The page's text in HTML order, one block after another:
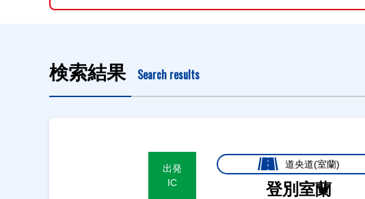
検索結果 Search results
出発
IC
道央道(室蘭)
登別室蘭